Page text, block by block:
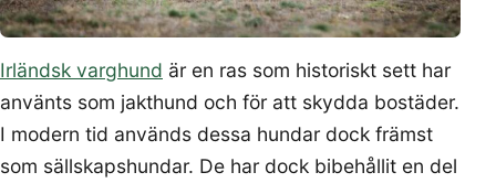
Irländsk varghund är en ras som historiskt sett har
använts som jakthund och för att skydda bostäder.
I modern tid används dessa hundar dock främst
som sällskapshundar. De har dock bibehållit en del